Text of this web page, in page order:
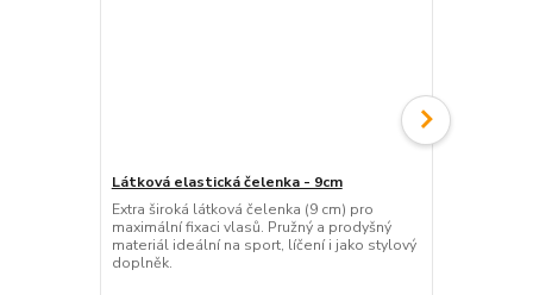
Látková elastická čelenka - 9cm
Extra široká látková čelenka (9 cm) pro
maximální fixaci vlasů. Pružný a prodyšný
materiál ideální na sport, líčení i jako stylový
doplněk.